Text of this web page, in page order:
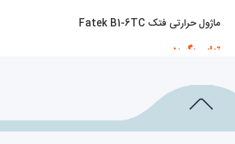
ماژول حرارتی فتک Fatek B1-6TC
تماس بگیرید